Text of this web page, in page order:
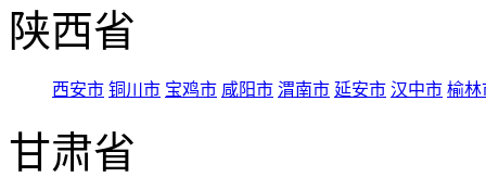
陕西省
西安市 铜川市 宝鸡市 咸阳市 渭南市 延安市 汉中市 榆林
甘肃省